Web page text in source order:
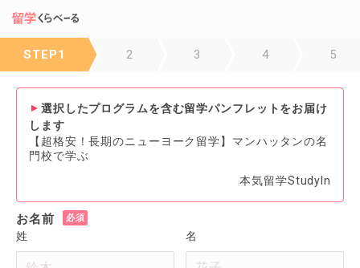
STEP1 2 3 4 5
選択したプログラムを含む留学パンフレットをお届け
します
【超格安！長期のニューヨーク留学】マンハッタンの名
門校で学ぶ
本気留学StudyIn
お名前
姓 名